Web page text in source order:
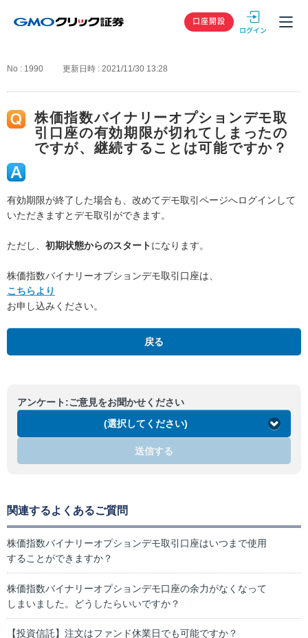
GMOクリック
口座開設
No : 1990 更新日時 : 2021/11/30 13:28
株価指数バイナリーオプションデモ取
引口座の有効期限が切れてしまったの
ですが、継続することは可能ですか？
有効期限が終了した場合も、改めてデモ取引ページへログインして
いただきますとデモ取引ができます。
ただし、 初期状態からのスタートになります。
株価指数バイナリーオプションデモ取引口座は、
こちらより
お申し込みください。
戻る
アンケート:ご意見をお聞かせください
(選択してください)
送信する
関連するよくあるご質問
株価指数バイナリーオプションデモ取引口座はいつまで使用
することができますか？
株価指数バイナリーオプションデモ口座の余力がなくなって
しまいました。どうしたらいいですか？
【投資信託】注文はファンド休業日でも可能ですか？